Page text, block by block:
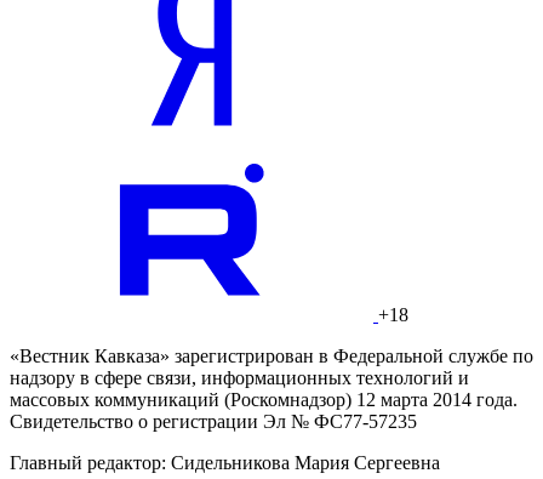
+18
«Вестник Кавказа» зарегистрирован в Федеральной службе по
надзору в сфере связи, информационных технологий и
массовых коммуникаций (Роскомнадзор) 12 марта 2014 года.
Свидетельство о регистрации Эл № ФС77-57235
Главный редактор: Сидельникова Мария Сергеевна